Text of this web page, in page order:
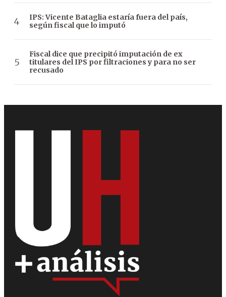
IPS: Vicente Bataglia estaría fuera del país,
según fiscal que lo imputó
Fiscal dice que precipitó imputación de ex
titulares del IPS por filtraciones y para no ser
recusado